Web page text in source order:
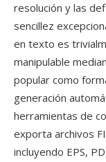
resolución y las
sencillez
en texto es
manipulable
popular como
generación
herramientas de
exporta archivos
incluyendo EPS,